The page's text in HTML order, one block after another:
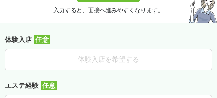
入力すると、面接へ進みやすくなります。
体験入店
体験入店を希望する
エステ経験